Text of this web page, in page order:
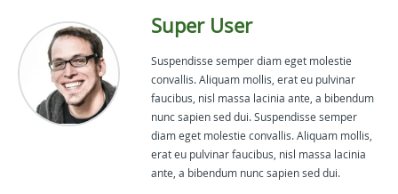
Super User
Suspendisse semper diam eget molestie
convallis. Aliquam mollis, erat eu pulvinar
faucibus, nisl massa lacinia ante, a bibendum
nunc sapien sed dui. Suspendisse semper
diam eget molestie convallis. Aliquam mollis,
erat eu pulvinar faucibus, nisl massa lacinia
ante, a bibendum nunc sapien sed dui.